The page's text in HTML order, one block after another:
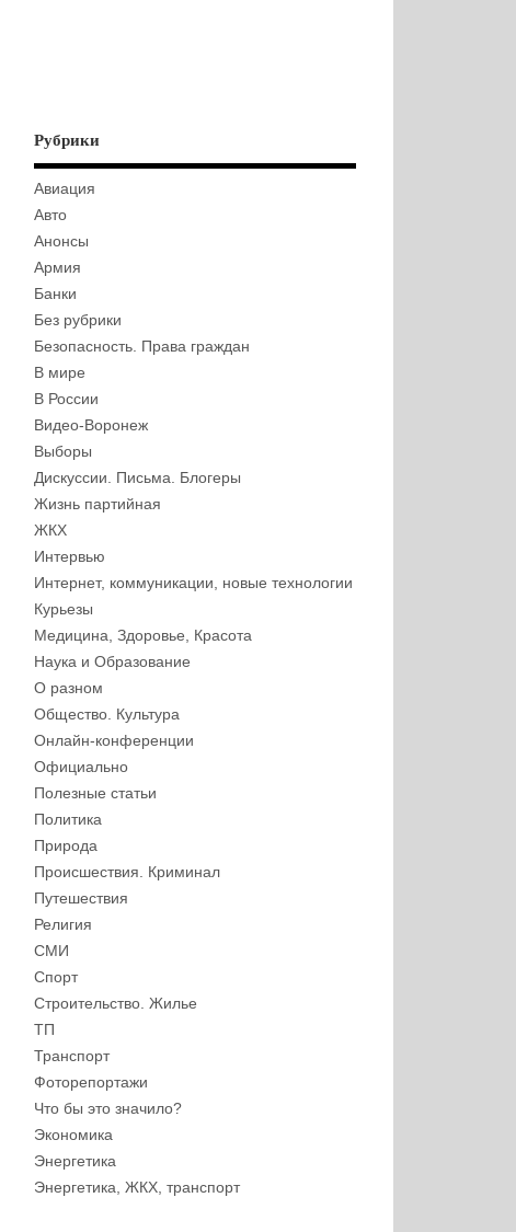
Рубрики
Авиация
Авто
Анонсы
Армия
Банки
Без рубрики
Безопасность. Права граждан
В мире
В России
Видео-Воронеж
Выборы
Дискуссии. Письма. Блогеры
Жизнь партийная
ЖКХ
Интервью
Интернет, коммуникации, новые технологии
Курьезы
Медицина, Здоровье, Красота
Наука и Образование
О разном
Общество. Культура
Онлайн-конференции
Официально
Полезные статьи
Политика
Природа
Происшествия. Криминал
Путешествия
Религия
СМИ
Спорт
Строительство. Жилье
ТП
Транспорт
Фоторепортажи
Что бы это значило?
Экономика
Энергетика
Энергетика, ЖКХ, транспорт